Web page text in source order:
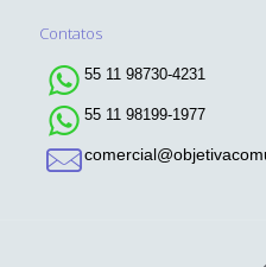
Contatos
55 11 98730-4231
55 11 98199-1977